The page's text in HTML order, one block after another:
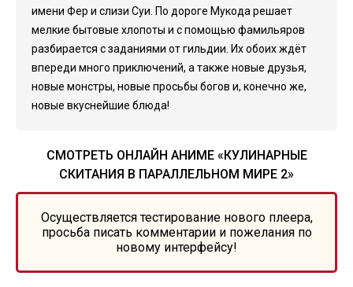
имени Фер и слизи Суи. По дороге Мукода решает
мелкие бытовые хлопоты и с помощью фамильяров
разбирается с заданиями от гильдии. Их обоих ждёт
впереди много приключений, а также новые друзья,
новые монстры, новые просьбы богов и, конечно же,
новые вкуснейшие блюда!
СМОТРЕТЬ ОНЛАЙН АНИМЕ «КУЛИНАРНЫЕ
СКИТАНИЯ В ПАРАЛЛЕЛЬНОМ МИРЕ 2»
Осуществляется тестирование нового плеера,
просьба писать комментарии и пожелания по
новому интерфейсу!